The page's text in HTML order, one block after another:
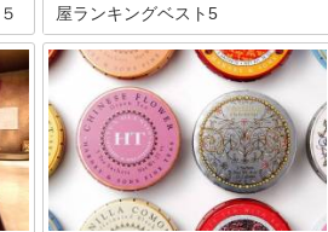
や
作
い
宿
集
屋ランキングベスト5
東京観光で絶対に外せない渋谷！ショッ
ピングを楽しんだ後は、名物居酒屋で食
事しませんか？予約が取れない超人気居
酒屋から、海鮮料理をとてもリーズナブ
ルに味わえるカジュアル居酒屋、渋谷エ
リアでとても貴重な大衆居酒屋の名店ま
でランキング形式でご紹介したいと思い